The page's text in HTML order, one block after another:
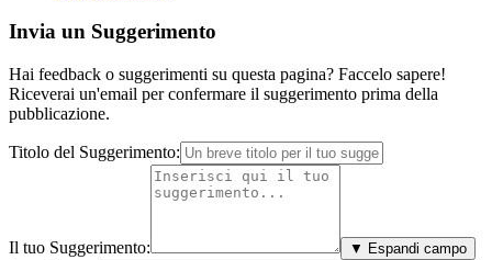
Invia un Suggerimento
Hai feedback o suggerimenti su questa pagina? Faccelo sapere!
Riceverai un'email per confermare il suggerimento prima della
pubblicazione.
Titolo del Suggerimento:
Il tuo Suggerimento: ▼ Espandi campo